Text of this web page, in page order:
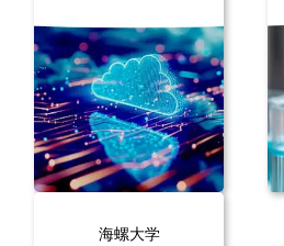
海螺大学